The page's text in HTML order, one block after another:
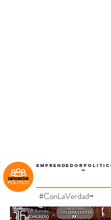
™
#ConLaVerdad℠